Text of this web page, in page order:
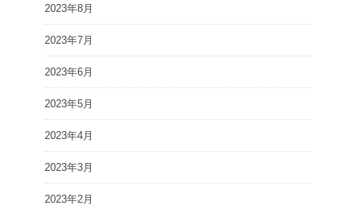
2023年8月
2023年7月
2023年6月
2023年5月
2023年4月
2023年3月
2023年2月